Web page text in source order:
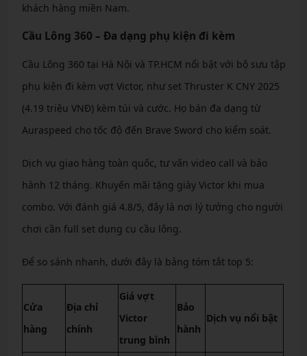
khách hàng miền Nam.
Cầu Lông 360 – Đa dạng phụ kiện đi kèm
Cầu Lông 360 tại Hà Nội và TP.HCM nổi bật với bộ sưu tập
phụ kiện đi kèm vợt Victor, như set Thruster K CNY 2025
(4.19 triệu VNĐ) kèm túi và cước. Họ bán đa dạng từ
Auraspeed cho tốc độ đến Brave Sword cho kiểm soát.
Dịch vụ giao hàng toàn quốc, tư vấn video call và bảo
hành 12 tháng. Khuyến mãi tặng giày Victor khi mua
combo. Với đánh giá 4.8/5, đây là nơi lý tưởng cho người
chơi cần full set dụng cụ cầu lông.
Để so sánh nhanh, dưới đây là bảng tóm tắt top 5:
Cửa
hàng
Địa chỉ
chính
Giá vợt
Victor
trung bình
Bảo
hành
Dịch vụ nổi bật